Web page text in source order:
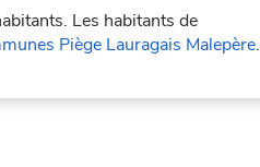
Les habitants de
Piège Lauragais Malepère.